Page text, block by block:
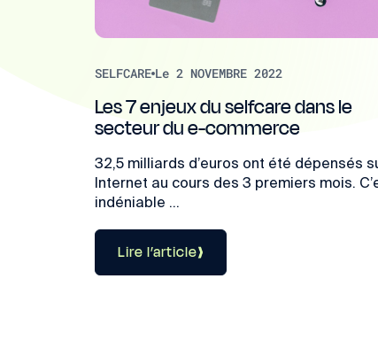
SELFCARE Le 2 NOVEMBRE 2022
Les 7 enjeux du selfcare dans le
secteur du e-commerce
32,5 milliards d’euros ont été dépensés
Internet au cours des 3 premiers mois.
indéniable ...
Lire l’article